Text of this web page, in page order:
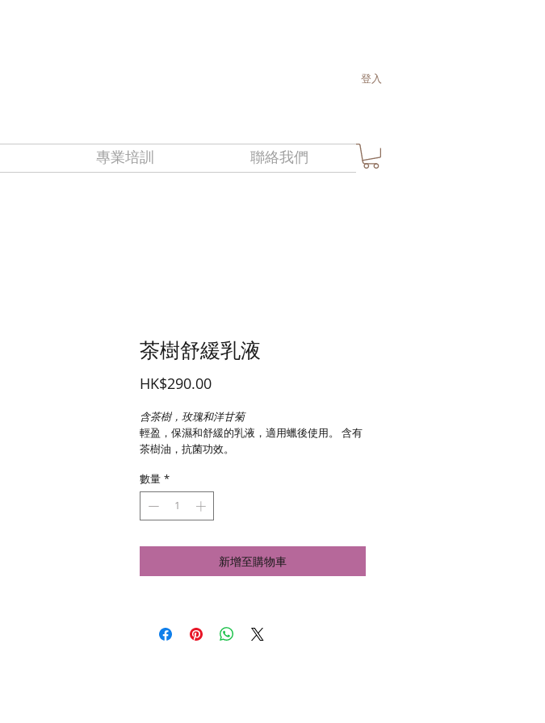
登入
茶樹舒緩乳液
HK$290.00價
含茶樹，玫瑰和洋甘菊
輕盈，保濕和舒緩的乳液，適用蠟後使用。 含有
茶樹油，抗菌功效。
容量：
250毫升
數量 *
新增至購物車
專業培訓 聯絡我們